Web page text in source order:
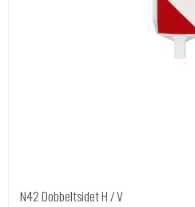
N42 Dobbeltsidet H / V